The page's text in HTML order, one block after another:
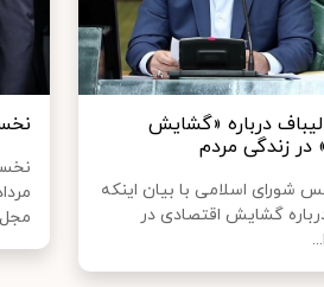
درباره «گشایش
در زندگی مردم
شورای اسلامی با بیان اینکه
گشایش اقتصادی در